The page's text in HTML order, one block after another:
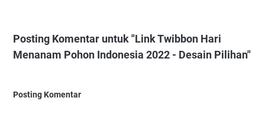
Posting Komentar untuk "Link Twibbon Hari
Menanam Pohon Indonesia 2022 - Desain Pilihan"
Posting Komentar